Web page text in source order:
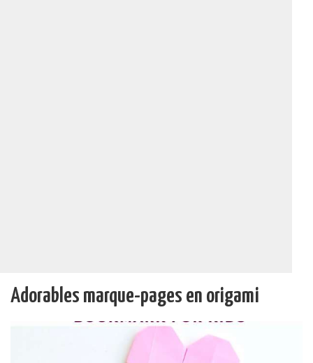
Adorables marque-pages en origami